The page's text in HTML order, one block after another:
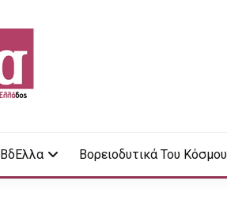
ΒδΕλλα Βορειοδυτικά Του Κόσμου